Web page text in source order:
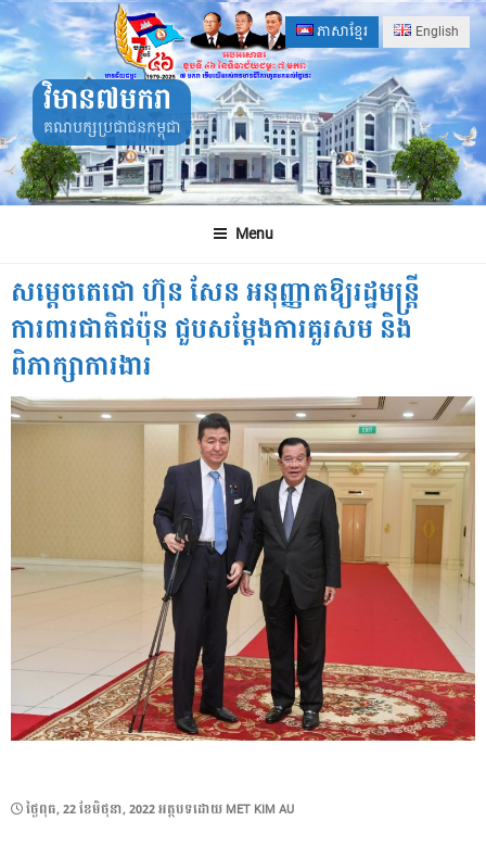
Skip
to
content
ភាសាខ្មែរ English
វិមាន៧មករា
គណបក្សប្រជាជនកម្ពុជា
Menu
សម្តេចតេជោ ហ៊ុន សែន អនុញ្ញាតឱ្យរដ្ឋមន្ត្រី
ការពារជាតិជប៉ុន ជួបសម្តែងការគួរសម និង
ពិភាក្សាការងារ
POSTED
ថ្ងៃ​ពុធ, 22 ខែ​មិថុនា, 2022អត្ថបទដោយ MET KIM AU